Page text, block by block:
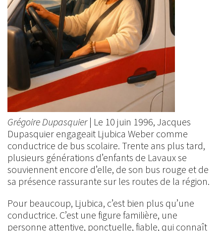
Grégoire Dupasquier | Le 10 juin 1996, Jacques
Dupasquier engageait Ljubica Weber comme
conductrice de bus scolaire. Trente ans plus tard,
plusieurs générations d’enfants de Lavaux se
souviennent encore d’elle, de son bus rouge et de
sa présence rassurante sur les routes de la région.
Pour beaucoup, Ljubica, c’est bien plus qu’une
conductrice. C’est une figure familière, une
personne attentive, ponctuelle, fiable, qui connaît